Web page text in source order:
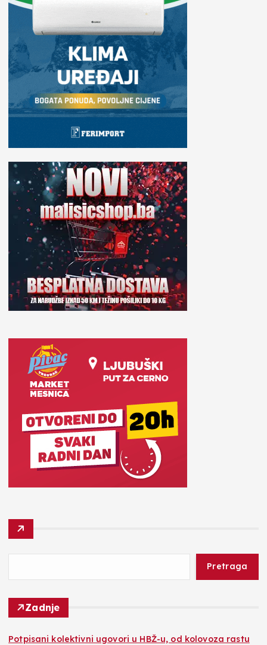
Pretraga
Zadnje
Potpisani kolektivni ugovori u HBŽ-u, od kolovoza rastu